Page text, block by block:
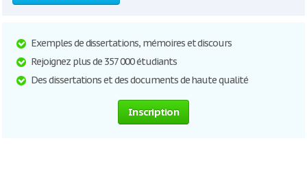
Exemples de dissertations, mémoires et discours
Rejoignez plus de 357 000 étudiants
Des dissertations et des documents de haute qualité
Inscription